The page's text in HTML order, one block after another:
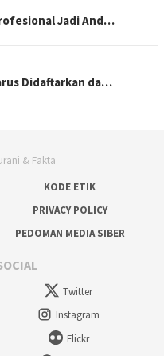
Jadi And…
Didaftarkan da…
KODE ETIK
PRIVACY POLICY
PEDOMAN MEDIA SIBER
Twitter
Instagram
Flickr